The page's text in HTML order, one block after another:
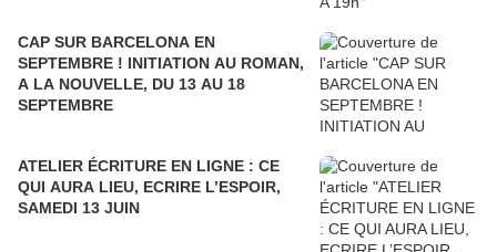
CAP SUR BARCELONA EN
SEPTEMBRE ! INITIATION AU ROMAN,
A LA NOUVELLE, DU 13 AU 18
SEPTEMBRE
ATELIER ÉCRITURE EN LIGNE : CE
QUI AURA LIEU, ECRIRE L’ESPOIR,
SAMEDI 13 JUIN